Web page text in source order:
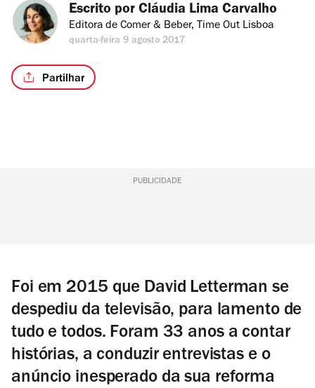
Escrito por Cláudia Lima Carvalho
Editora de Comer & Beber, Time Out Lisboa
quarta-feira 9 agosto 2017
Partilhar
PUBLICIDADE
Foi em 2015 que David Letterman se
despediu da televisão, para lamento de
tudo e todos. Foram 33 anos a contar
histórias, a conduzir entrevistas e o
anúncio inesperado da sua reforma